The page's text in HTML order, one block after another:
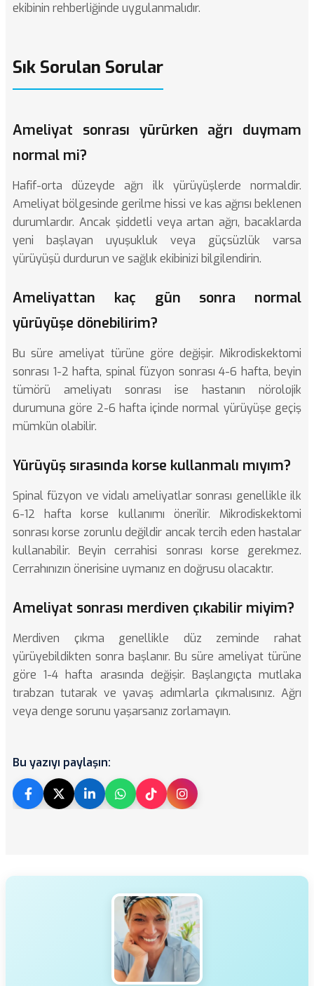
ekibinin rehberliğinde uygulanmalıdır.
Sık Sorulan Sorular
Ameliyat sonrası yürürken ağrı duymam
normal mi?
Hafif-orta düzeyde ağrı ilk yürüyüşlerde normaldir.
Ameliyat bölgesinde gerilme hissi ve kas ağrısı beklenen
durumlardır. Ancak şiddetli veya artan ağrı, bacaklarda
yeni başlayan uyuşukluk veya güçsüzlük varsa
yürüyüşü durdurun ve sağlık ekibinizi bilgilendirin.
Ameliyattan kaç gün sonra normal
yürüyüşe dönebilirim?
Bu süre ameliyat türüne göre değişir. Mikrodiskektomi
sonrası 1-2 hafta, spinal füzyon sonrası 4-6 hafta, beyin
tümörü ameliyatı sonrası ise hastanın nörolojik
durumuna göre 2-6 hafta içinde normal yürüyüşe geçiş
mümkün olabilir.
Yürüyüş sırasında korse kullanmalı mıyım?
Spinal füzyon ve vidalı ameliyatlar sonrası genellikle ilk
6-12 hafta korse kullanımı önerilir. Mikrodiskektomi
sonrası korse zorunlu değildir ancak tercih eden hastalar
kullanabilir. Beyin cerrahisi sonrası korse gerekmez.
Cerrahınızın önerisine uymanız en doğrusu olacaktır.
Ameliyat sonrası merdiven çıkabilir miyim?
Merdiven çıkma genellikle düz zeminde rahat
yürüyebildikten sonra başlanır. Bu süre ameliyat türüne
göre 1-4 hafta arasında değişir. Başlangıçta mutlaka
tırabzan tutarak ve yavaş adımlarla çıkmalısınız. Ağrı
veya denge sorunu yaşarsanız zorlamayın.
Bu yazıyı paylaşın: